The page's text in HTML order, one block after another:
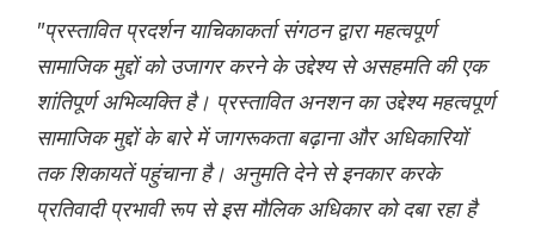
"प्रस्तावित प्रदर्शन याचिकाकर्ता संगठन द्वारा महत्वपूर्ण
सामाजिक मुद्दों को उजागर करने के उद्देश्य से असहमति की एक
शांतिपूर्ण अभिव्यक्ति है। प्रस्तावित अनशन का उद्देश्य महत्वपूर्ण
सामाजिक मुद्दों के बारे में जागरूकता बढ़ाना और अधिकारियों
तक शिकायतें पहुंचाना है। अनुमति देने से इनकार करके
प्रतिवादी प्रभावी रूप से इस मौलिक अधिकार को दबा रहा है